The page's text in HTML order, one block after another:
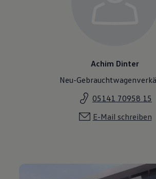
Achim Dinter
Neu-
05141 70958 15
E-Mail schreiben